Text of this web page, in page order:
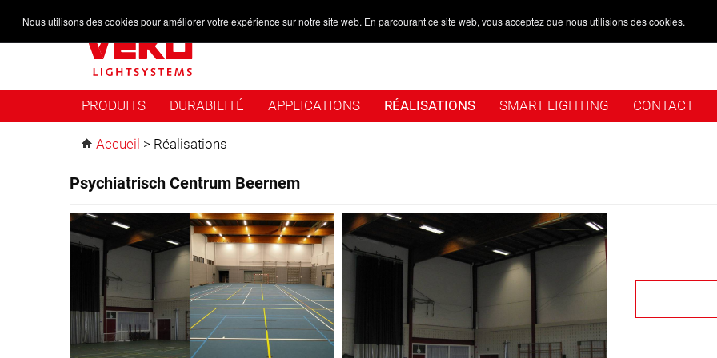
PRODUITS DURABILITÉ APPLICATIONS RÉALISATIONS SMART LIGHTING CONTACT
Accueil > Réalisations
Psychiatrisch Centrum Beernem
Nous utilisons des cookies pour améliorer votre expérience sur notre site web. En parcourant ce site web, vous acceptez que nous utilisions des cookies.